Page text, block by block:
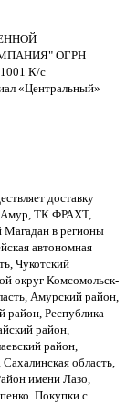
ОГРН
К/с
«Центральный»
доставку
Амур, ТК ФРАХТ,
в регионы
автономная
Чукотский
округ Комсомольск-
Амурский район,
район, Республика
район,
район,
область,
имени Лазо,
Покупки с